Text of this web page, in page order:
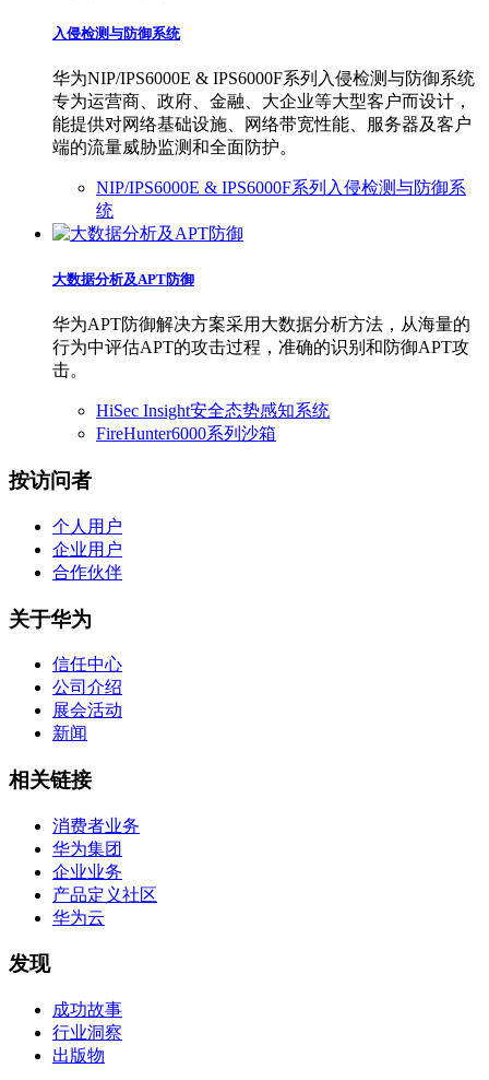
入侵检测与防御系统
华为NIP/IPS6000E & IPS6000F系列入侵检测与防御系统
专为运营商、政府、金融、大企业等大型客户而设计，
能提供对网络基础设施、网络带宽性能、服务器及客户
端的流量威胁监测和全面防护。
NIP/IPS6000E & IPS6000F系列入侵检测与防御系
统
大数据分析及APT防御
华为APT防御解决方案采用大数据分析方法，从海量的
行为中评估APT的攻击过程，准确的识别和防御APT攻
击。
HiSec Insight安全态势感知系统
FireHunter6000系列沙箱
按访问者
个人用户
企业用户
合作伙伴
关于华为
信任中心
公司介绍
展会活动
新闻
相关链接
消费者业务
华为集团
企业业务
产品定义社区
华为云
发现
成功故事
行业洞察
出版物